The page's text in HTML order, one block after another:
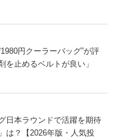
円クーラーバッグ”が評
止めるベルトが良い」
日本ラウンドで活躍を期待
は？【2026年版・人気投